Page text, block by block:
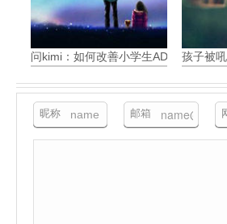
问kimi：如何改善小学生ADHD带来的
孩子被
昵称 邮箱